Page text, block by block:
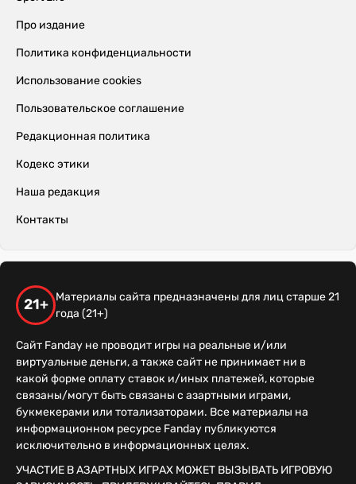
Про издание
Политика конфиденциальности
Использование cookies
Пользовательское соглашение
Редакционная политика
Кодекс этики
Наша редакция
Контакты
21+
Материалы сайта предназначены для лиц старше 21
года (21+)
Сайт Fanday не проводит игры на реальные и/или
виртуальные деньги, а также сайт не принимает ни в
какой форме оплату ставок и/иных платежей, которые
связаны/могут быть связаны с азартными играми,
букмекерами или тотализаторами. Все материалы на
информационном ресурсе Fanday публикуются
исключительно в информационных целях.
УЧАСТИЕ В АЗАРТНЫХ ИГРАХ МОЖЕТ ВЫЗЫВАТЬ ИГРОВУЮ